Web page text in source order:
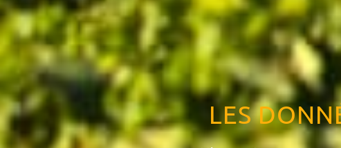
LES